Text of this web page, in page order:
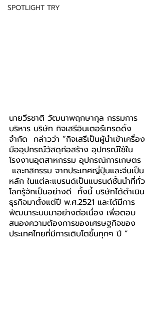
SPOTLIGHT TRY
นายวีรชาติ วัฒนาพฤกษากุล กรรมการ
บริหาร บริษัท กิจเสรีอินเตอร์เทรดดิ้ง
จำกัด  กล่าวว่า “กิจเสรีเป็นผู้นำเข้าเครื่อง
มืออุปกรณ์วัสดุก่อสร้าง อุปกรณ์ใช้ใน
โรงงานอุตสาหกรรม อุปกรณ์การเกษตร
และกสิกรรม จากประเทศญี่ปุ่นและจีนเป็น
หลัก ในแต่ละแบรนด์เป็นแบรนด์ชั้นนำที่ทั่ว
โลกรู้จักเป็นอย่างดี  ทั้งนี้ บริษัทได้ดำเนิน
ธุรกิจมาตั้งแต่ปี พ.ศ.2521 และได้มีการ
พัฒนาระบบมาอย่างต่อเนื่อง เพื่อตอบ
สนองความต้องการของเศรษฐกิจของ
ประเทศไทยที่มีการเติบโตขึ้นทุกๆ ปี ”